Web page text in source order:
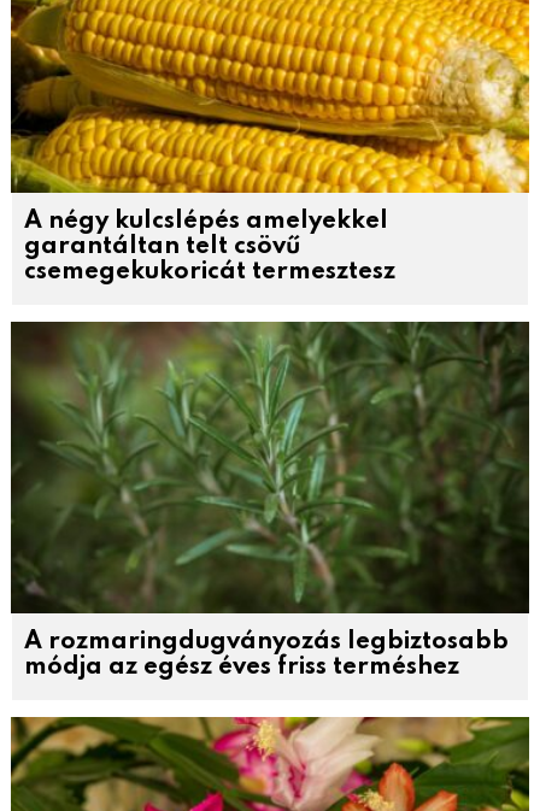
A négy kulcslépés amelyekkel
garantáltan telt csövű
csemegekukoricát termesztesz
A rozmaringdugványozás legbiztosabb
módja az egész éves friss terméshez